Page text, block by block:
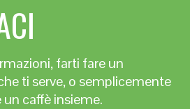
farti fare un
ti serve, o semplicemente
caffè insieme.